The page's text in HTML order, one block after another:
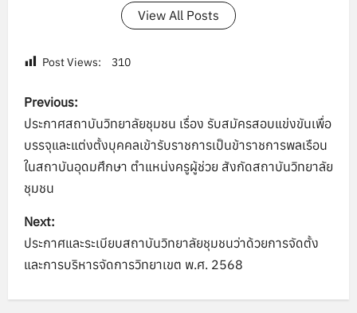
View All Posts
Post Views: 310
P
o
s
t
n
a
v
Previous:
ประกาศสถาบันวิทยาลัยชุมชน เรื่อง รับสมัครสอบแข่งขันเพื่อ
บรรจุและแต่งตั้งบุคคลเข้ารับราชการเป็นข้าราชการพลเรือน
ในสถาบันอุดมศึกษา ตำแหน่งครูผู้ช่วย สังกัดสถาบันวิทยาลัย
ชุมชน
Next:
ประกาศและระเบียบสถาบันวิทยาลัยชุมชนว่าด้วยการจัดตั้ง
และการบริหารจัดการวิทยาเขต พ.ศ. 2568